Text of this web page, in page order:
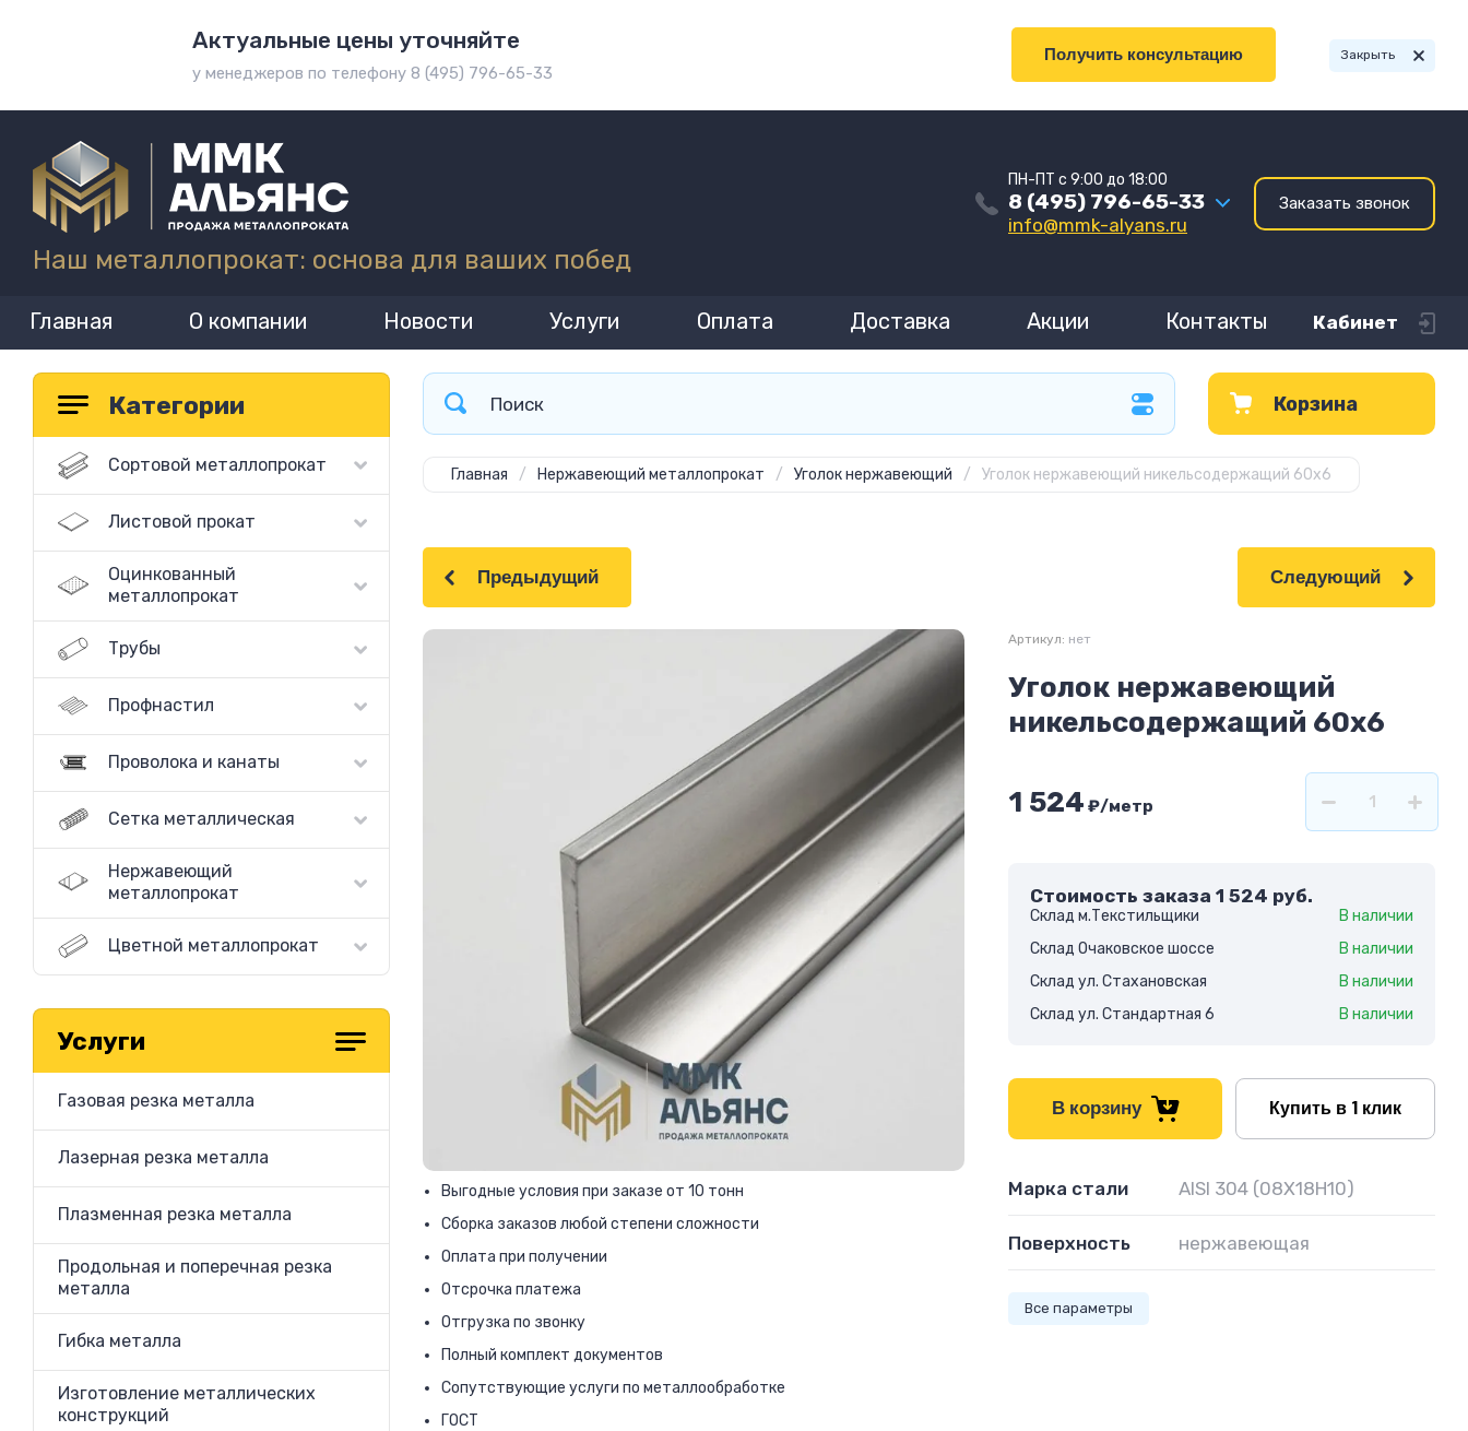
Актуальные цены уточняйте
у менеджеров по телефону 8 (495) 796-65-33
Получить консультацию Закрыть
Наш металлопрокат: основа для ваших побед
ПН-ПТ с 9:00 до 18:00
8 (495) 796-65-33
info@mmk-alyans.ru
Заказать звонок
Главная О компании Новости Услуги Оплата Доставка Акции Контакты Кабинет
Сортовой металлопрокат
Листовой прокат
Оцинкованный
металлопрокат
Трубы
Профнастил
Проволока и канаты
Сетка металлическая
Нержавеющий
металлопрокат
Цветной металлопрокат
Услуги
Газовая резка металла
Лазерная резка металла
Плазменная резка металла
Продольная и поперечная резка
металла
Гибка металла
Изготовление металлических
конструкций
Категории Корзина
Главная / Нержавеющий металлопрокат / Уголок нержавеющий / Уголок нержавеющий никельсодержащий 60х6
Предыдущий Следующий
Выгодные условия при заказе от 10 тонн
Сборка заказов любой степени сложности
Оплата при получении
Отсрочка платежа
Отгрузка по звонку
Полный комплект документов
Сопутствующие услуги по металлообработке
ГОСТ
Артикул: нет
Уголок нержавеющий
никельсодержащий 60х6
1 524 ₽/метр
Стоимость заказа 1 524 руб.
Склад м.Текстильщики
В наличии
Склад Очаковское шоссе
В наличии
Склад ул. Стахановская
В наличии
Склад ул. Стандартная 6
В наличии
В корзину Купить в 1 клик
Марка стали AISI 304 (08Х18Н10)
Поверхность нержавеющая
Все параметры